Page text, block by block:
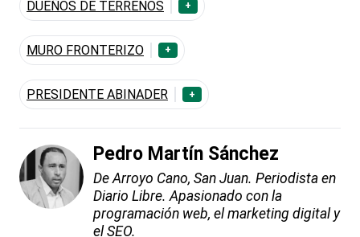
DUEÑOS DE TERRENOS +
MURO FRONTERIZO +
PRESIDENTE ABINADER +
Pedro Martín Sánchez
De Arroyo Cano, San Juan. Periodista en
Diario Libre. Apasionado con la
programación web, el marketing digital y
el SEO.